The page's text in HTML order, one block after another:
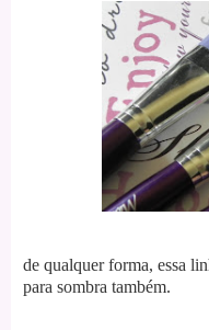
de qualquer forma, essa
para sombra também.